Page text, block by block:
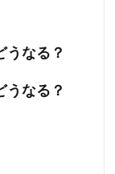
うなる？
うなる？